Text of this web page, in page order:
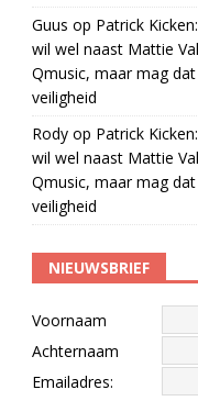
Guus op Patrick
wil wel naast Mattie
Qmusic, maar mag
veiligheid
Rodyop Patrick
wil wel naast Mattie
Qmusic, maar mag
veiligheid
NIEUWSBRIEF
Voornaam
Achternaam
Emailadres: